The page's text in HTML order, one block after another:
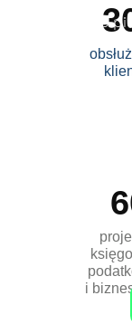
Zrób
i